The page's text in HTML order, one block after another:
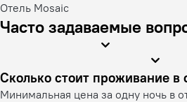
Отель Mosaic
Часто задаваемые
Минимальная цена за одну ночь в